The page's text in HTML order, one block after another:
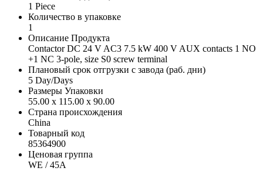
1 Piece
Количество в упаковке
1
Описание Продукта
Contactor DC 24 V AC3 7.5 kW 400 V AUX contacts 1 NO
+1 NC 3-pole, size S0 screw terminal
Плановый срок отгрузки с завода (раб. дни)
5 Day/Days
Размеры Упаковки
55.00 x 115.00 x 90.00
Страна происхождения
China
Товарный код
85364900
Ценовая группа
WE / 45A